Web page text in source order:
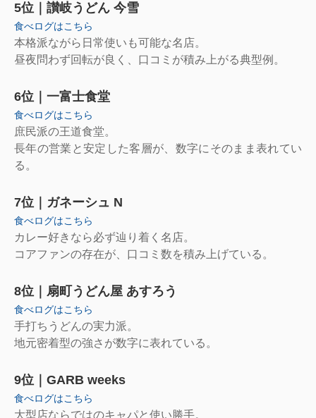
5位｜讃岐うどん 今雪
食べログはこちら
本格派ながら日常使いも可能な名店。
昼夜問わず回転が良く、口コミが積み上がる典型例。
6位｜一富士食堂
食べログはこちら
庶民派の王道食堂。
長年の営業と安定した客層が、数字にそのまま表れてい
る。
7位｜ガネーシュ N
食べログはこちら
カレー好きなら必ず辿り着く名店。
コアファンの存在が、口コミ数を積み上げている。
8位｜扇町うどん屋 あすろう
食べログはこちら
手打ちうどんの実力派。
地元密着型の強さが数字に表れている。
9位｜GARB weeks
食べログはこちら
大型店ならではのキャパと使い勝手。